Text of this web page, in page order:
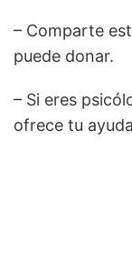
– Comparte
puede donar.
– Si eres
ofrece tu